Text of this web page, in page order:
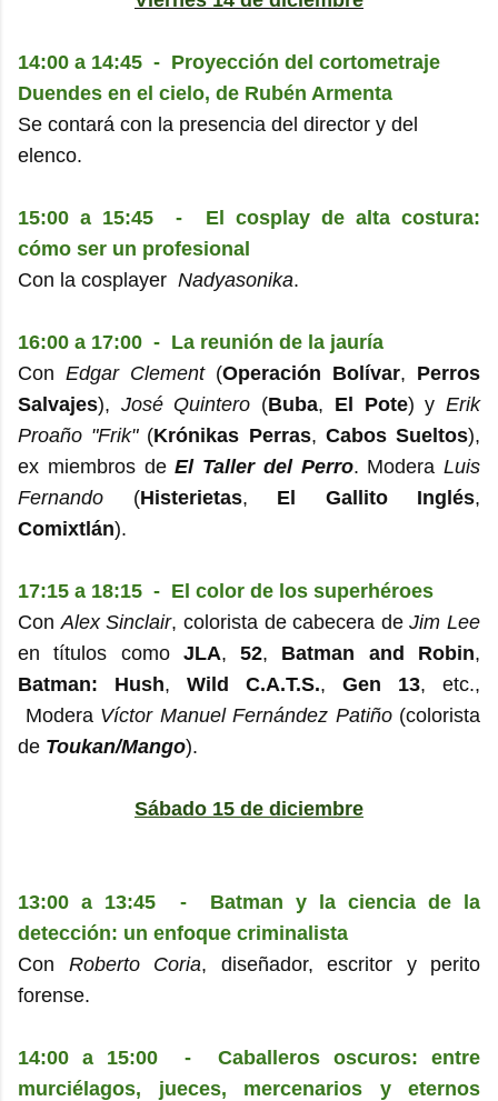
14:00 a 14:45 - Proyección del cortometraje
Duendes en el cielo, de Rubén Armenta
Se contará con la presencia del director y del
elenco.
15:00 a 15:45 - El cosplay de alta costura:
cómo ser un profesional
Con la cosplayer Nadyasonika.
16:00 a 17:00 - La reunión de la jauría
Con Edgar Clement(Operación Bolívar, Perros
Salvajes), José Quintero (Buba, El Pote) yErik
Proaño "Frik"(Krónikas Perras, Cabos Sueltos),
ex miembros deEl Taller del Perro. Modera Luis
Fernando (Histerietas, El Gallito Inglés,
Comixtlán).
17:15 a 18:15 - El color de los superhéroes
Con Alex Sinclair, colorista de cabecera deJim Lee
en títulos como JLA,52, Batman and Robin,
Batman: Hush, Wild C.A.T.S., Gen 13, etc.,
Modera Víctor Manuel Fernández Patiño(colorista
de Toukan/Mango).
Sábado 15 de diciembre
13:00 a 13:45 - Batman y la ciencia de la
detección: un enfoque criminalista
Con Roberto Coria, diseñador, escritor y perito
forense.
14:00 a 15:00 - Caballeros oscuros: entre
murciélagos, jueces, mercenarios y eternos